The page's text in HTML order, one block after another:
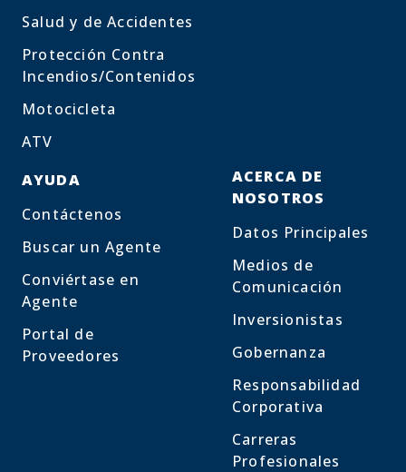
Salud y de Accidentes
Protección Contra
Incendios/Contenidos
Motocicleta
ATV
AYUDA
Contáctenos
Buscar un Agente
Conviértase en
Agente
Portal de
Proveedores
ACERCA DE
NOSOTROS
Datos Principales
Medios de
Comunicación
Inversionistas
Gobernanza
Responsabilidad
Corporativa
Carreras
Profesionales